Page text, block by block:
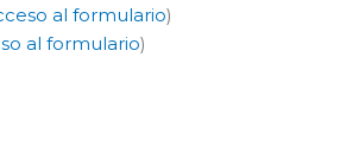
al formulario)
al formulario)